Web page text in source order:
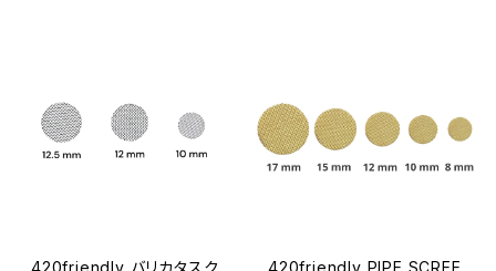
420friendly バリカタスク
420friendly PIPE SCREE